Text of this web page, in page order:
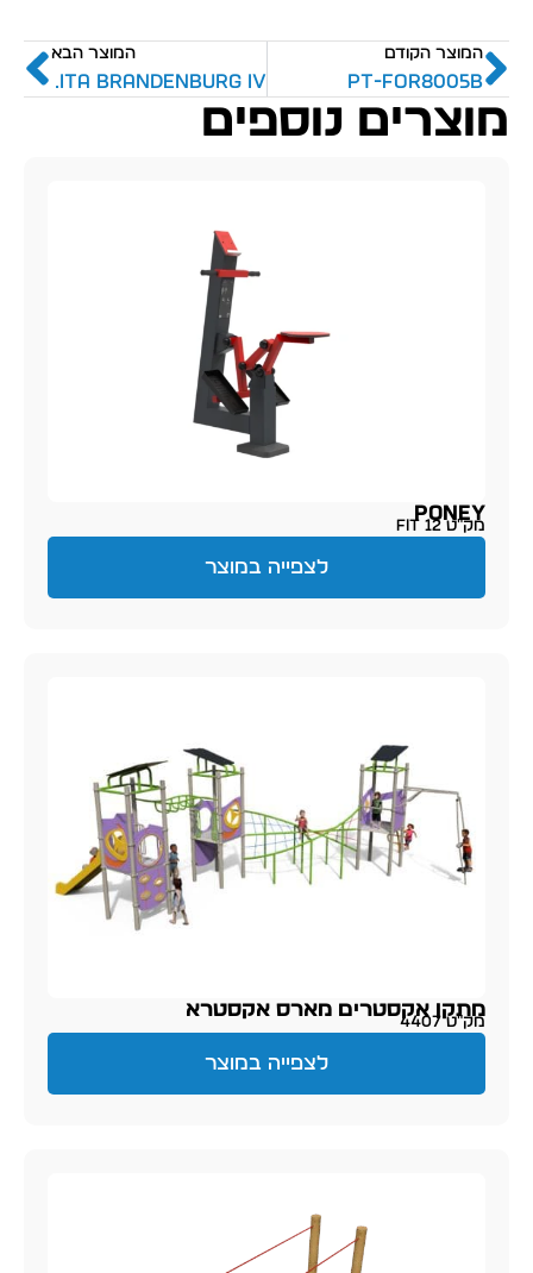
המוצר הקודם
PT-for8005B
המוצר הבא
CASITA BRANDENBURG IV
מוצרים נוספים
PONEY
מק״ט FIT 12
לצפייה במוצר
מתקן אקסטרים מארס אקסטרא
מק״ט 4407
לצפייה במוצר